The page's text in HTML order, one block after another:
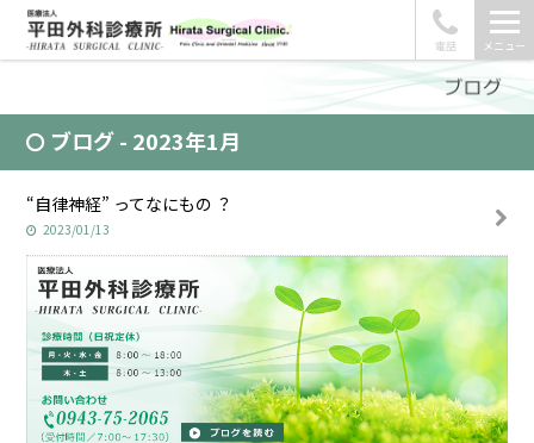
電話 メニュー
ブログ - 2023年1月
“自律神経” ってなにもの ？
2023/01/13